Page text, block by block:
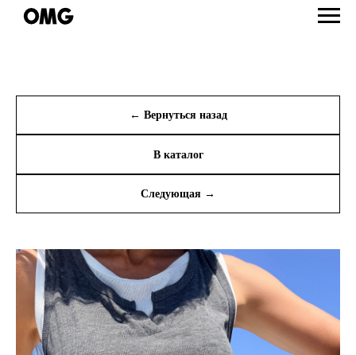
← Вернуться назад
В каталог
Следующая →